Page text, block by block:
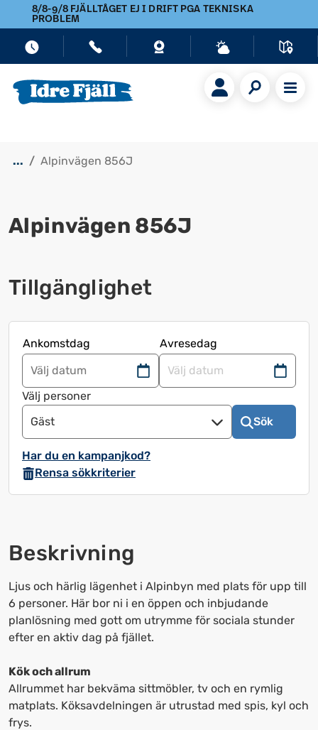
8/8-9/8 FJÄLLTÅGET EJ I DRIFT PGA TEKNISKA
PROBLEM
... Alpinvägen 856J
Alpinvägen 856J
Tillgänglighet
Ankomstdag
Avresedag
Navigera
framåt
för
att
kalendern
och
välja
Tryck
på
frågetecknet
för
att
få
kortkommandon
för
att
ändra
Navigera
välja
frågetecknet
för
att
för
att
Välj personer
Gäst
Sök
Har du en kampanjkod?
Rensa sökkriterier
Beskrivning
Ljus och härlig lägenhet i Alpinbyn med plats för upp till
6 personer. Här bor ni i en öppen och inbjudande
planlösning med gott om utrymme för sociala stunder
efter en aktiv dag på fjället.
Kök och allrum
Allrummet har bekväma sittmöbler, tv och en rymlig
matplats. Köksavdelningen är utrustad med spis, kyl och
frys.